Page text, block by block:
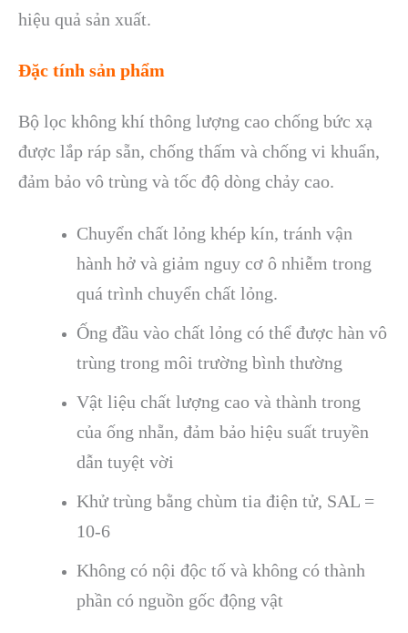
hiệu quả sản xuất.
Đặc tính sản phẩm
Bộ lọc không khí thông lượng cao chống bức xạ
được lắp ráp sẵn, chống thấm và chống vi khuẩn,
đảm bảo vô trùng và tốc độ dòng chảy cao.
Chuyển chất lỏng khép kín, tránh vận
hành hở và giảm nguy cơ ô nhiễm trong
quá trình chuyển chất lỏng.
Ống đầu vào chất lỏng có thể được hàn vô
trùng trong môi trường bình thường
Vật liệu chất lượng cao và thành trong
của ống nhẵn, đảm bảo hiệu suất truyền
dẫn tuyệt vời
Khử trùng bằng chùm tia điện tử, SAL =
10-6
Không có nội độc tố và không có thành
phần có nguồn gốc động vật